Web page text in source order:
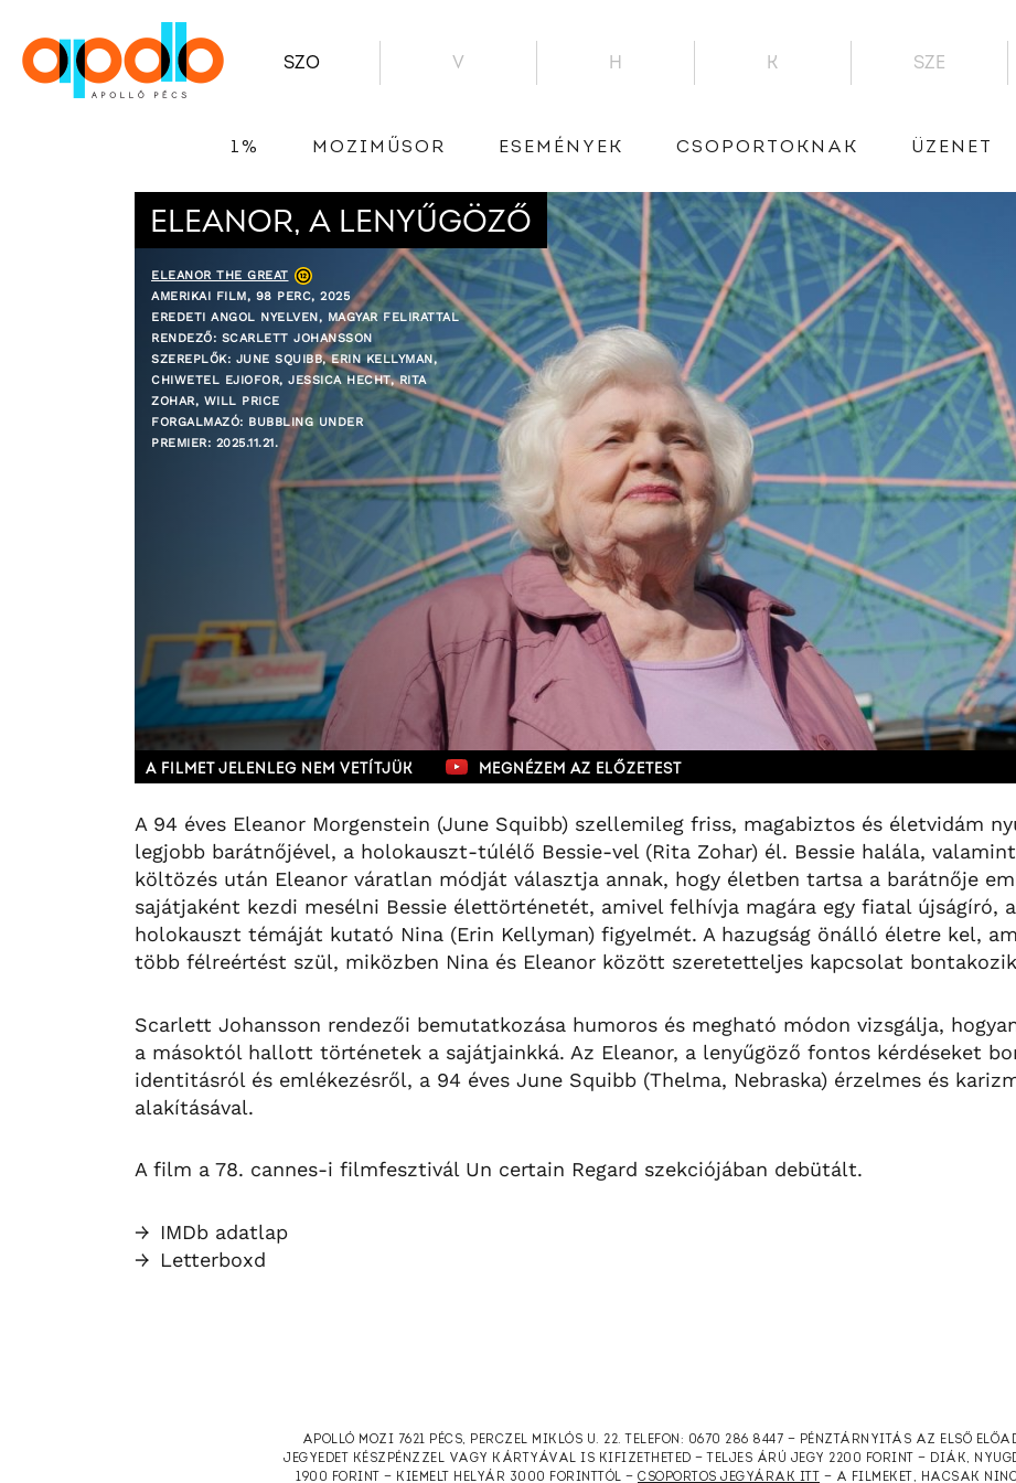
SZO V H K SZE
1% MOZIMŰSOR ESEMÉNYEK CSOPORTOKNAK ÜZENET
ELEANOR, A LENYŰGÖZŐ
ELEANOR THE GREAT
AMERIKAI FILM, 98 PERC, 2025
EREDETI ANGOL NYELVEN, MAGYAR FELIRATTAL
RENDEZŐ: SCARLETT JOHANSSON
SZEREPLŐK: JUNE SQUIBB, ERIN KELLYMAN,
CHIWETEL EJIOFOR, JESSICA HECHT, RITA
ZOHAR, WILL PRICE
FORGALMAZÓ: BUBBLING UNDER
PREMIER: 2025.11.21.
A FILMET JELENLEG NEM VETÍTJÜK MEGNÉZEM AZ ELŐZETEST
A 94 éves Eleanor Morgenstein (June Squibb) szellemileg friss, magabiztos és életvidám
legjobb barátnőjével, a holokauszt-túlélő Bessie-vel (Rita Zohar) él. Bessie halála,
költözés után Eleanor váratlan módját választja annak, hogy életben tartsa a barátnője
sajátjaként kezdi mesélni Bessie élettörténetét, amivel felhívja magára egy fiatal újságíró, a
holokauszt témáját kutató Nina (Erin Kellyman) figyelmét. A hazugság önálló életre kel,
több félreértést szül, miközben Nina és Eleanor között szeretetteljes kapcsolat
Scarlett Johansson rendezői bemutatkozása humoros és megható módon vizsgálja,
a másoktól hallott történetek a sajátjainkká. Az Eleanor, a lenyűgöző fontos kérdéseket
identitásról és emlékezésről, a 94 éves June Squibb (Thelma, Nebraska) érzelmes és
alakításával.
A film a 78. cannes-i filmfesztivál Un certain Regard szekciójában debütált.
→ IMDb adatlap
→ Letterboxd
APOLLÓ MOZI 7621 PÉCS, PERCZEL MIKLÓS U. 22. TELEFON: 0670 286 8447 — PÉNZTÁRNYITÁS AZ ELSŐ
JEGYEDET KÉSZPÉNZZEL VAGY KÁRTYÁVAL IS KIFIZETHETED — TELJES ÁRÚ JEGY 2200 FORINT — DIÁK,
1900 FORINT — KIEMELT HELYÁR 3000 FORINTTÓL — CSOPORTOS JEGYÁRAK ITT — A FILMEKET, HACSAK